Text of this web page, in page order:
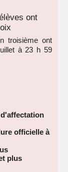
ont
troisième ont
à 23 h 59
officielle à
plus